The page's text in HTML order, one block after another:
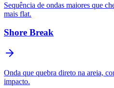
Sequência de ondas maiores que
mais flat.
Shore Break
Onda que quebra direto na areia,
impacto.